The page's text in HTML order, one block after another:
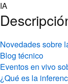
Skip
to
content
IA
Novedades sobre
Blog técnico
Eventos en vivo
¿Qué es la